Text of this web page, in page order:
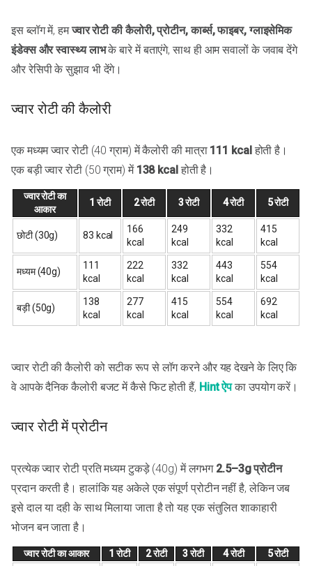
इस ब्लॉग में, हमज्वार रोटी की कैलोरी, प्रोटीन, कार्ब्स, फाइबर, ग्लाइसेमिक
इंडेक्स और स्वास्थ्य लाभके बारे में बताएंगे, साथ ही आम सवालों के जवाब देंगे
और रेसिपी के सुझाव भी देंगे।
ज्वार रोटी की कैलोरी
एक मध्यम ज्वार रोटी (40 ग्राम) में कैलोरी की मात्रा 111 kcal होती है।
एक बड़ी ज्वार रोटी (50 ग्राम) में 138 kcal होती है।
ज्वार रोटी का
आकार
1 रोटी 2 रोटी 3 रोटी 4 रोटी 5 रोटी
छोटी (30g) 83 kcal
166
kcal
249
kcal
332
kcal
415
kcal
मध्यम (40g)
111
kcal
222
kcal
332
kcal
443
kcal
554
kcal
बड़ी (50g)
138
kcal
277
kcal
415
kcal
554
kcal
692
kcal
ज्वार रोटी की कैलोरी को सटीक रूप से लॉग करने और यह देखने के लिए कि
वे आपके दैनिक कैलोरी बजट में कैसे फिट होती हैं, Hint ऐपका उपयोग करें।
ज्वार रोटी में प्रोटीन
प्रत्येक ज्वार रोटी प्रति मध्यम टुकड़े (40g) में लगभग 2.5–3g प्रोटीन
प्रदान करती है। हालांकि यह अकेले एक संपूर्ण प्रोटीन नहीं है, लेकिन जब
इसे दाल या दही के साथ मिलाया जाता है तो यह एक संतुलित शाकाहारी
भोजन बन जाता है।
ज्वार रोटी का आकार 1 रोटी 2 रोटी 3 रोटी 4 रोटी
5 रोटी